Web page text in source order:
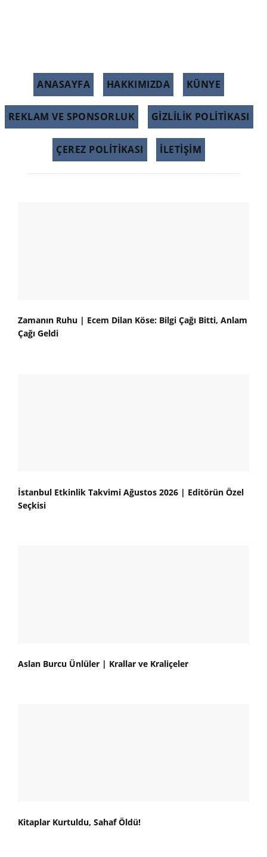
ANASAYFA HAKKIMIZDA KÜNYE
REKLAM VE SPONSORLUK GIZLILIK POLITIKASI
ÇEREZ POLITIKASI İLETİŞİM
Zamanın Ruhu | Ecem Dilan Köse: Bilgi Çağı Bitti, Anlam
Çağı Geldi
İstanbul Etkinlik Takvimi Ağustos 2026 | Editörün Özel
Seçkisi
Aslan Burcu Ünlüler | Krallar ve Kraliçeler
Kitaplar Kurtuldu, Sahaf Öldü!